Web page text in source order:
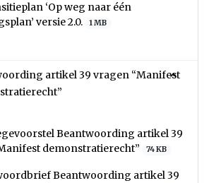
‘Op weg naar één
versie 2.0.
1 MB
artikel 39 vragen “Manifest
Beantwoording artikel 39
demonstratierecht”
74 KB
Beantwoording artikel 39